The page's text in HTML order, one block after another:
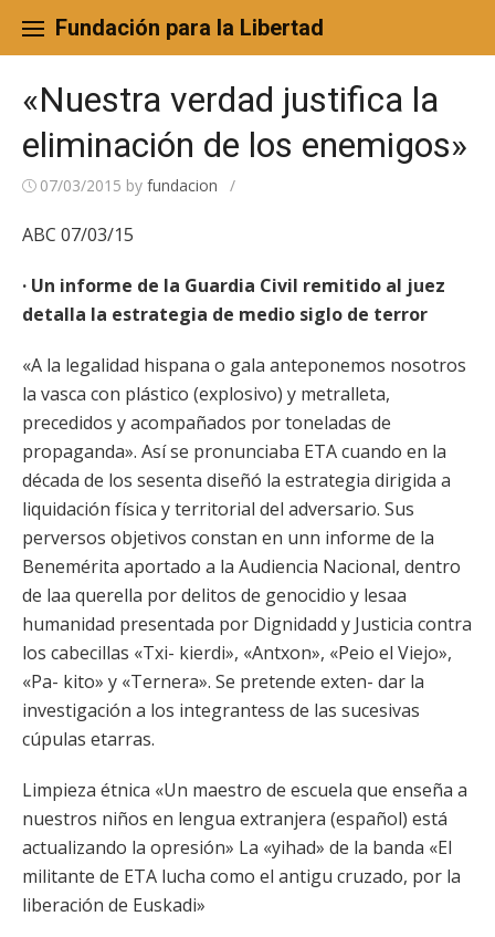
content
Fundación para la Libertad
«Nuestra verdad justifica la
eliminación de los enemigos»
07/03/2015 by fundacion /
ABC 07/03/15
· Un informe de la Guardia Civil remitido al juez
detalla la estrategia de medio siglo de terror
«A la legalidad hispana o gala anteponemos nosotros
la vasca con plástico (explosivo) y metralleta,
precedidos y acompañados por toneladas de
propaganda». Así se pronunciaba ETA cuando en la
década de los sesenta diseñó la estrategia dirigida a
liquidación física y territorial del adversario. Sus
perversos objetivos constan en unn informe de la
Benemérita aportado a la Audiencia Nacional, dentro
de laa querella por delitos de genocidio y lesaa
humanidad presentada por Dignidadd y Justicia contra
los cabecillas «Txi- kierdi», «Antxon», «Peio el Viejo»,
«Pa- kito» y «Ternera». Se pretende exten- dar la
investigación a los integrantess de las sucesivas
cúpulas etarras.
Limpieza étnica «Un maestro de escuela que enseña a
nuestros niños en lengua extranjera (español) está
actualizando la opresión» La «yihad» de la banda «El
militante de ETA lucha como el antigu cruzado, por la
liberación de Euskadi»